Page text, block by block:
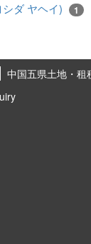
ダ ヤヘイ) 1
中国五県土地・租